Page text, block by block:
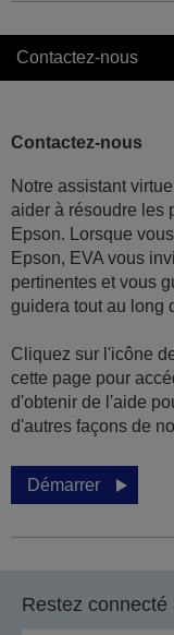
Contactez-nous
Contactez-nous
Notre assistant
aider à résoudre les
Epson. Lorsque
Epson, EVA vous
pertinentes et vous
guidera tout au long
Cliquez sur l'icône
cette page pour
d'obtenir de l'aide
d'autres façons de
Démarrer
Restez connecté